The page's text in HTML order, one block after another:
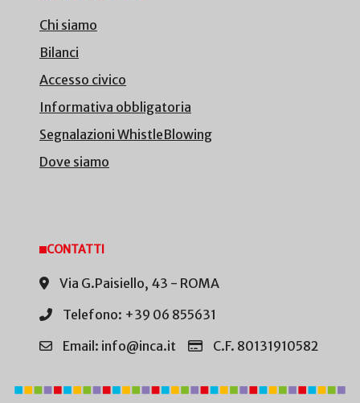
Chi siamo
Bilanci
Accesso civico
Informativa obbligatoria
Segnalazioni WhistleBlowing
Dove siamo
CONTATTI
Via G.Paisiello, 43 - ROMA
Telefono: +39 06 855631
Email: info@inca.it
C.F. 80131910582